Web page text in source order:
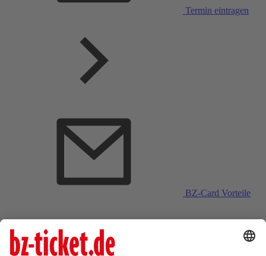
Termin eintragen
BZ-Card Vorteile